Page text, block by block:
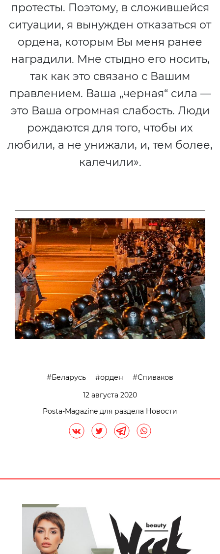
протесты. Поэтому, в сложившейся
ситуации, я вынужден отказаться от
ордена, которым Вы меня ранее
наградили. Мне стыдно его носить,
так как это связано с Вашим
правлением. Ваша „черная“ сила —
это Ваша огромная слабость. Люди
рождаются для того, чтобы их
любили, а не унижали, и, тем более,
калечили».
Беларусь орден
Спиваков
12 августа 2020
Posta-Magazine для раздела Новости